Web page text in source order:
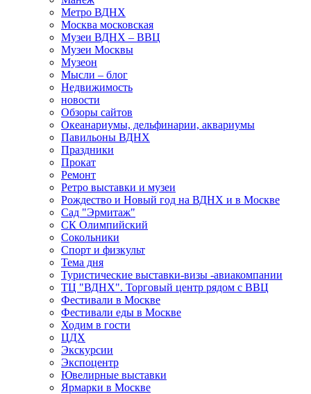
Метро ВДНХ
Москва московская
Музеи ВДНХ – ВВЦ
Музеи Москвы
Музеон
Мысли – блог
Недвижимость
новости
Обзоры сайтов
Океанариумы, дельфинарии, аквариумы
Павильоны ВДНХ
Праздники
Прокат
Ремонт
Ретро выставки и музеи
Рождество и Новый год на ВДНХ и в Москве
Сад "Эрмитаж"
СК Олимпийский
Сокольники
Спорт и физкульт
Тема дня
Туристические выставки-визы -авиакомпании
ТЦ "ВДНХ". Торговый центр рядом с ВВЦ
Фестивали в Москве
Фестивали еды в Москве
Ходим в гости
ЦДХ
Экскурсии
Экспоцентр
Ювелирные выставки
Ярмарки в Москве